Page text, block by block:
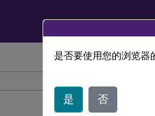
此内容已经过机
是否要使用您的浏览器
是 否